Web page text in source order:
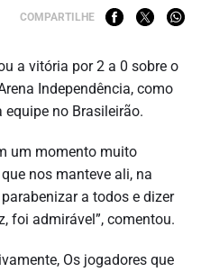
COMPARTILHE
a vitória por 2 a 0 sobre o
Independência, como
no Brasileirão.
um momento muito
nos manteve ali, na
a todos e dizer
foi admirável”, comentou.
Os jogadores que